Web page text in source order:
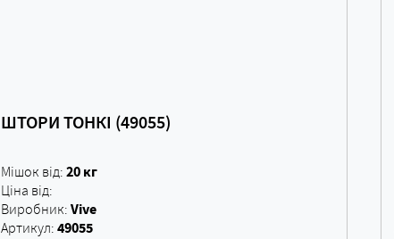
ШТОРИ ТОНКІ (49055)
Мішок від:20 кг
Ціна від:
Виробник:Vive
Артикул:49055